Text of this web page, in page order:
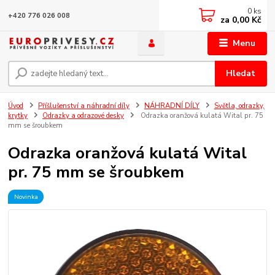
Menu
Hledat
+420 776 026 008 0 ks
za 0,00 Kč
Úvod Příšlušenství a náhradní díly NÁHRADNÍ DÍLY
Světla, odrazky,
krytky
Odrazky a odrazové desky
Odrazka oranžová kulatá Wital pr. 75
mm se šroubkem
Odrazka oranžová kulatá Wital
pr. 75 mm se šroubkem
Novinka